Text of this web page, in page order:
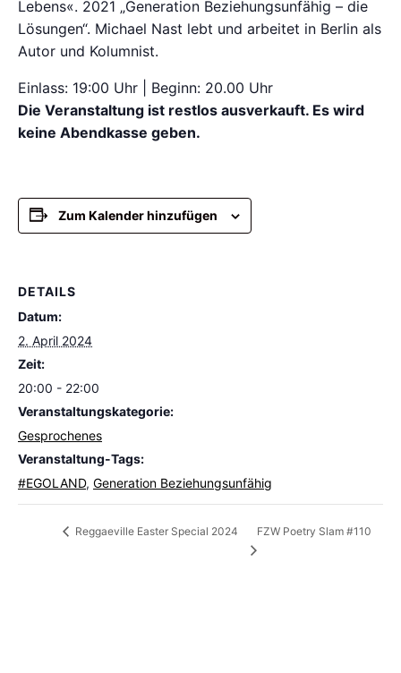
Lebens«. 2021 „Generation Beziehungsunfähig – die
Lösungen“. Michael Nast lebt und arbeitet in Berlin als
Autor und Kolumnist.
Einlass: 19:00 Uhr | Beginn: 20.00 Uhr
Die Veranstaltung ist restlos ausverkauft. Es wird
keine Abendkasse geben.
Zum Kalender hinzufügen
DETAILS
Datum:
2. April 2024
Zeit:
20:00 - 22:00
Veranstaltungskategorie:
Gesprochenes
Veranstaltung-Tags:
#EGOLAND, Generation Beziehungsunfähig
Reggaeville Easter Special 2024 FZW Poetry Slam #110